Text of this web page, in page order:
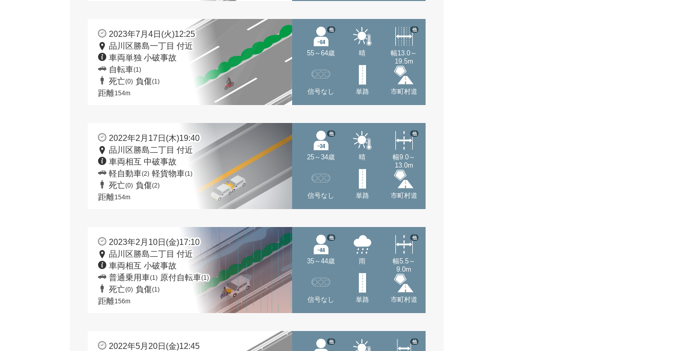
2023年7月4日(火)12:25
品川区勝島一丁目 付近
車両単独 小破事故
自転車(1)
死亡(0) 負傷(1)
距離154m
55～64歳
他
晴
幅13.0～
19.5m
他
信号なし 単路 市町村道
2022年2月17日(木)19:40
品川区勝島二丁目 付近
車両相互 中破事故
軽自動車(2) 軽貨物車(1)
死亡(0) 負傷(2)
距離154m
25～34歳
他
晴
幅9.0～
13.0m
他
信号なし 単路 市町村道
2023年2月10日(金)17:10
品川区勝島二丁目 付近
車両相互 小破事故
普通乗用車(1) 原付自転車(1)
死亡(0) 負傷(1)
距離156m
35～44歳
他
雨
幅5.5～
9.0m
他
信号なし 単路 市町村道
2022年5月20日(金)12:45
他 他